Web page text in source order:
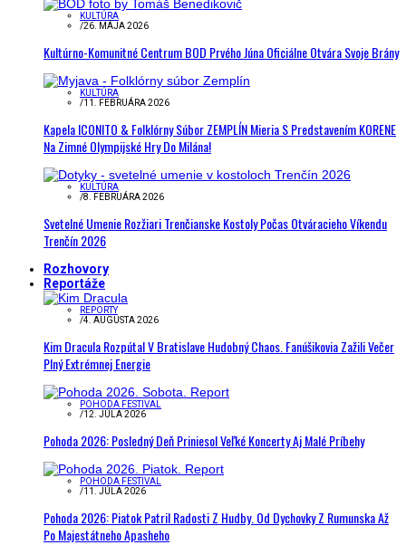
KULTÚRA
/26. MÁJA 2026
Kultúrno-Komunitné Centrum BOD Prvého Júna Oficiálne Otvára Svoje Brány
KULTÚRA
/11. FEBRUÁRA 2026
Kapela ICONITO & Folklórny Súbor ZEMPLÍN Mieria S Predstavením KORENE
Na Zimné Olympijské Hry Do Milána!
KULTÚRA
/8. FEBRUÁRA 2026
Svetelné Umenie Rozžiari Trenčianske Kostoly Počas Otváracieho Víkendu
Trenčín 2026
Rozhovory
Reportáže
REPORTY
/4. AUGUSTA 2026
Kim Dracula Rozpútal V Bratislave Hudobný Chaos. Fanúšikovia Zažili Večer
Plný Extrémnej Energie
POHODA FESTIVAL
/12. JÚLA 2026
Pohoda 2026: Posledný Deň Priniesol Veľké Koncerty Aj Malé Príbehy
POHODA FESTIVAL
/11. JÚLA 2026
Pohoda 2026: Piatok Patril Radosti Z Hudby. Od Dychovky Z Rumunska Až
Po Majestátneho Apasheho